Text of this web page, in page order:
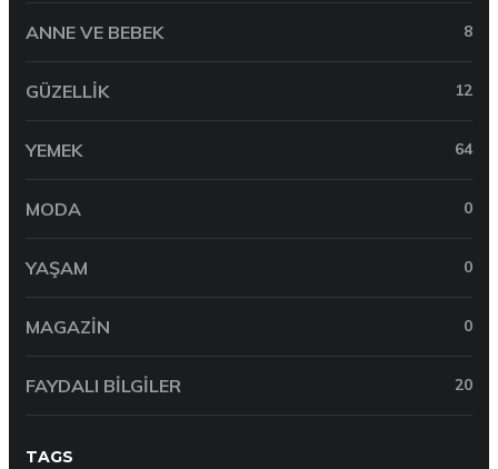
ANNE VE BEBEK 8
GÜZELLIK 12
YEMEK 64
MODA 0
YAŞAM 0
MAGAZIN 0
FAYDALI BILGILER 20
TAGS